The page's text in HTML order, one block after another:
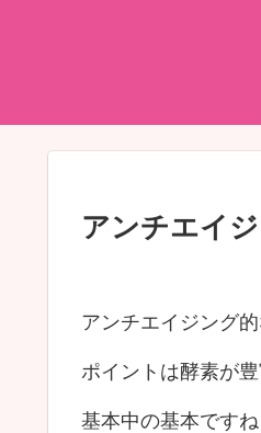
アンチエイ
アンチエイジング的
ポイントは酵素が
基本中の基本ですね